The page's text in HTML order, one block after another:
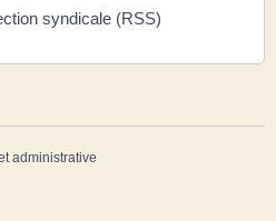
syndicale (RSS)
administrative